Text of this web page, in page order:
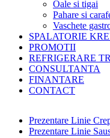
Oale si tigai
Pahare si
Vaschete
SPALATORIE
PROMOTII
REFRIGERARE
CONSULTANTA
FINANTARE
CONTACT
Prezentare Linie
Prezentare Linie